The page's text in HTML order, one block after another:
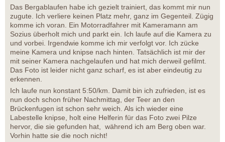
Das Bergablaufen habe ich gezielt trainiert, das kommt mir nun
zugute. Ich verliere keinen Platz mehr, ganz im Gegenteil. Zügig
komme ich voran. Ein Motorradfahrer mit Kameramann am
Sozius überholt mich und parkt ein. Ich laufe auf die Kamera zu
und vorbei. Irgendwie komme ich mir verfolgt vor. Ich zücke
meine Kamera und knipse nach hinten. Tatsächlich ist mir der
mit seiner Kamera nachgelaufen und hat mich derweil gefilmt.
Das Foto ist leider nicht ganz scharf, es ist aber eindeutig zu
erkennen.
Ich laufe nun konstant 5:50/km. Damit bin ich zufrieden, ist es
nun doch schon früher Nachmittag, der Teer an den
Brückenfugen ist schon sehr weich. Als ich wieder eine
Labestelle knipse, holt eine Helferin für das Foto zwei Pilze
hervor, die sie gefunden hat, während ich am Berg oben war.
Vorhin hatte sie die noch nicht!